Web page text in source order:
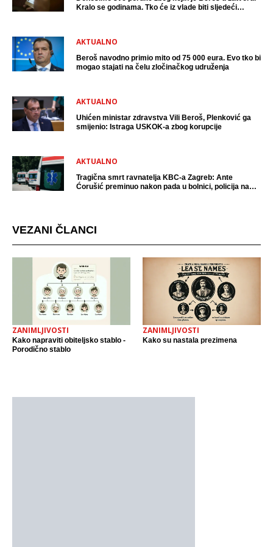
Kralo se godinama. Tko će iz vlade biti sljedeći
AKTUALNO
Beroš navodno primio mito od 75 000 eura. Evo tko bi
mogao stajati na čelu zločinačkog udruženja
AKTUALNO
Uhićen ministar zdravstva Vili Beroš, Plenković ga
smijenio: Istraga USKOK-a zbog korupcije
AKTUALNO
Tragična smrt ravnatelja KBC-a Zagreb: Ante
Ćorušić preminuo nakon pada u bolnici, policija na
VEZANI ČLANCI
ZANIMLJIVOSTI
Kako napraviti obiteljsko stablo -
Porodično stablo
ZANIMLJIVOSTI
Kako su nastala prezimena